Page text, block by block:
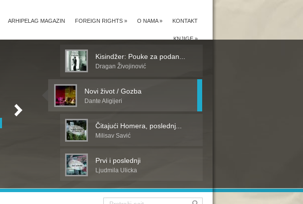
KONTAKT
O NAMA»
FOREIGN RIGHTS »
ARHIPELAG MAGAZIN
KNJIGE»
Kisindžer: Pouke za podan...
Dragan Živojinović
Novi život / Gozba
Dante Aligijeri
Čitajući Homera, poslednj...
Milisav Savić
Prvi i poslednji
Ljudmila Ulicka